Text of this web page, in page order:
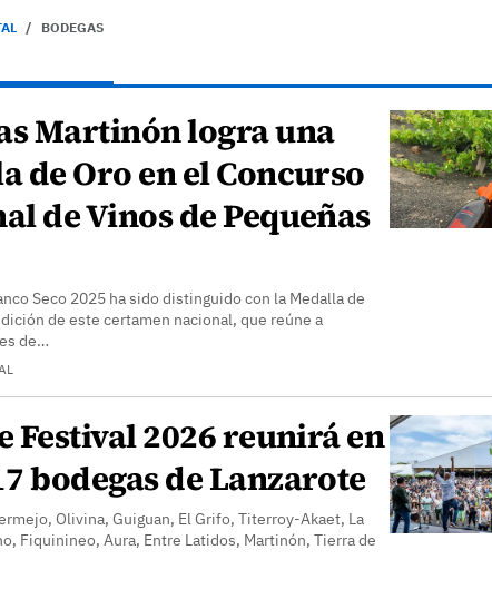
BODEGAS
Martinón logra una
de Oro en el Concurso
de Vinos de Pequeñas
Seco 2025 ha sido distinguido con la Medalla de
de este certamen nacional, que reúne a
de…
Festival 2026 reunirá en
bodegas de Lanzarote
Olivina, Guiguan, El Grifo, Titerroy-Akaet, La
Fiquinineo, Aura, Entre Latidos, Martinón, Tierra de